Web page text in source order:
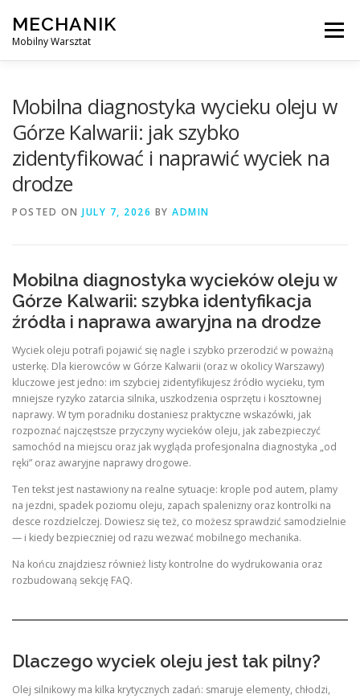
content
MECHANIK
Mobilny Warsztat
Menu
BLOG KONTAKT
Mobilna diagnostyka wycieku oleju w
Górze Kalwarii: jak szybko
zidentyfikować i naprawić wyciek na
drodze
POSTED ON JULY 7, 2026 BY ADMIN
Mobilna diagnostyka wycieków oleju w
Górze Kalwarii: szybka identyfikacja
źródła i naprawa awaryjna na drodze
Wyciek oleju potrafi pojawić się nagle i szybko przerodzić w poważną
usterkę. Dla kierowców w Górze Kalwarii (oraz w okolicy Warszawy)
kluczowe jest jedno: im szybciej zidentyfikujesz źródło wycieku, tym
mniejsze ryzyko zatarcia silnika, uszkodzenia osprzętu i kosztownej
naprawy. W tym poradniku dostaniesz praktyczne wskazówki, jak
rozpoznać najczęstsze przyczyny wycieków oleju, jak zabezpieczyć
samochód na miejscu oraz jak wygląda profesjonalna diagnostyka „od
ręki” oraz awaryjne naprawy drogowe.
Ten tekst jest nastawiony na realne sytuacje: krople pod autem, plamy
na jezdni, spadek poziomu oleju, zapach spalenizny oraz kontrolki na
desce rozdzielczej. Dowiesz się też, co możesz sprawdzić samodzielnie
— i kiedy bezpieczniej od razu wezwać mobilnego mechanika.
Na końcu znajdziesz również listy kontrolne do wydrukowania oraz
rozbudowaną sekcję FAQ.
Dlaczego wyciek oleju jest tak pilny?
Olej silnikowy ma kilka krytycznych zadań: smaruje elementy, chłodzi,